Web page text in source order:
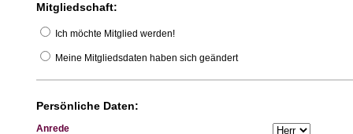
Mitgliedschaft:
Ich möchte Mitglied werden!
Meine Mitgliedsdaten haben sich geändert
Persönliche Daten:
Anrede